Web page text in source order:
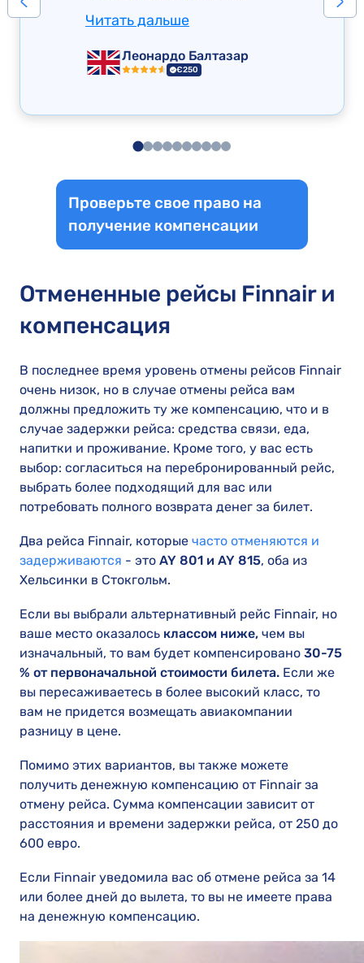
Читать дальше
Леонардо Балтазар
€250
Проверьте свое право на
получение компенсации
Отмененные рейсы Finnair и
компенсация
В последнее время уровень отмены рейсов Finnair
очень низок, но в случае отмены рейса вам
должны предложить ту же компенсацию, что и в
случае задержки рейса: средства связи, еда,
напитки и проживание. Кроме того, у вас есть
выбор: согласиться на перебронированный рейс,
выбрать более подходящий для вас или
потребовать полного возврата денег за билет.
Два рейса Finnair, которые часто отменяются и
задерживаются - это AY 801 и AY 815, оба из
Хельсинки в Стокгольм.
Если вы выбрали альтернативный рейс Finnair, но
ваше место оказалось классом ниже, чем вы
изначальный, то вам будет компенсировано 30-75
% от первоначальной стоимости билета. Если же
вы пересаживаетесь в более высокий класс, то
вам не придется возмещать авиакомпании
разницу в цене.
Помимо этих вариантов, вы также можете
получить денежную компенсацию от Finnair за
отмену рейса. Сумма компенсации зависит от
расстояния и времени задержки рейса, от 250 до
600 евро.
Если Finnair уведомила вас об отмене рейса за 14
или более дней до вылета, то вы не имеете права
на денежную компенсацию.